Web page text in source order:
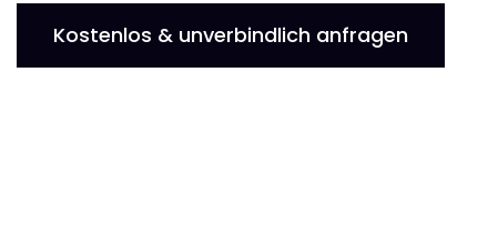
Kostenlos & unverbindlich anfragen